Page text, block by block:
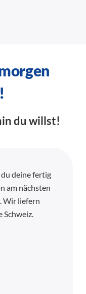
du willst!
deine fertig
am nächsten
Wir liefern
Schweiz.